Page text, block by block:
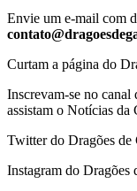
Envie um e-mail com
Curtam a página do
Inscrevam-se no canal
assistam o Notícias da
Twitter do Dragões de
Instagram do Dragões